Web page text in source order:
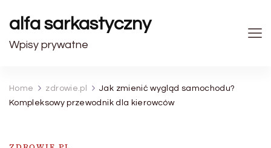
alfa sarkastyczny
Wpisy prywatne
Home zdrowie.pl
Jak zmienić wygląd samochodu?
Kompleksowy przewodnik dla kierowców